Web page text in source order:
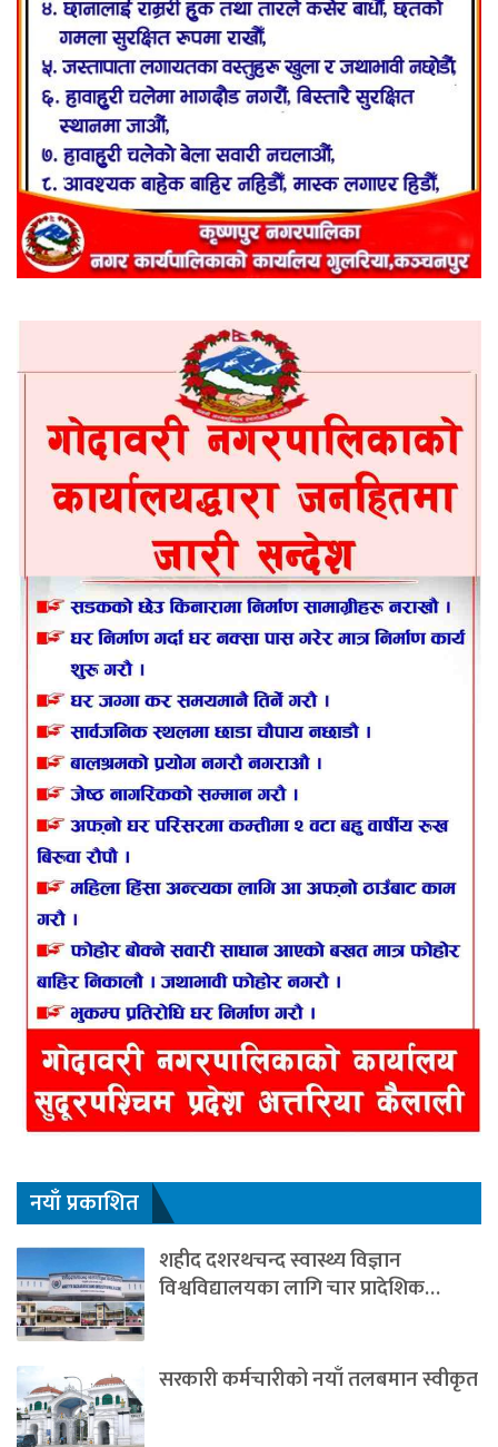
नयाँ प्रकाशित
शहीद दशरथचन्द स्वास्थ्य विज्ञान
विश्वविद्यालयका लागि चार प्रादेशिक…
सरकारी कर्मचारीको नयाँ तलबमान स्वीकृत